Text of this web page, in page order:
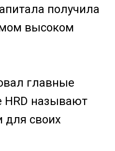
получила
высоком
главные
HRD называют
своих